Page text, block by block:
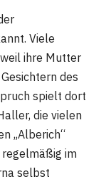
Viele
ihre Mutter
des
spielt dort
die vielen
„Alberich“
im
selbst